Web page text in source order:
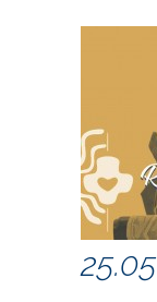
25.05